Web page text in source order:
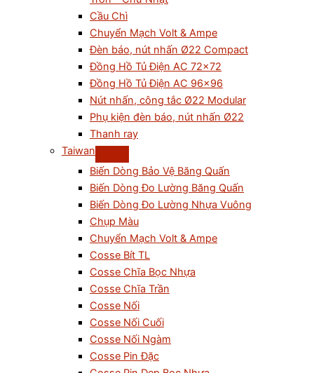
Cầu Chì
Chuyển Mạch Volt & Ampe
Đèn báo, nút nhấn Ø22 Compact
Đồng Hồ Tủ Điện AC 72×72
Đồng Hồ Tủ Điện AC 96×96
Nút nhấn, công tắc Ø22 Modular
Phụ kiện đèn báo, nút nhấn Ø22
Thanh ray
Taiwan
Biến Dòng Bảo Vệ Băng Quấn
Biến Dòng Đo Lường Băng Quấn
Biến Dòng Đo Lường Nhựa Vuông
Chụp Màu
Chuyển Mạch Volt & Ampe
Cosse Bít TL
Cosse Chĩa Bọc Nhựa
Cosse Chĩa Trần
Cosse Nối
Cosse Nối Cuối
Cosse Nối Ngàm
Cosse Pin Đặc